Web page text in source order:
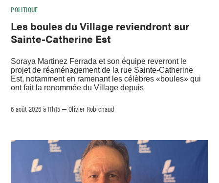
POLITIQUE
Les boules du Village reviendront sur
Sainte-Catherine Est
Soraya Martinez Ferrada et son équipe reverront le
projet de réaménagement de la rue Sainte-Catherine
Est, notamment en ramenant les célèbres «boules» qui
ont fait la renommée du Village depuis
6 août 2026 à 11h15 –Olivier Robichaud